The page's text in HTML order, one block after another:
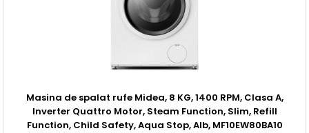
Masina de spalat rufe Midea, 8 KG, 1400 RPM, Clasa A,
Inverter Quattro Motor, Steam Function, Slim, Refill
Function, Child Safety, Aqua Stop, Alb, MF10EW80BA10